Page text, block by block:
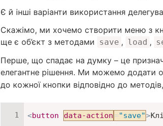
Є й інші варіанти використання
Скажімо, ми хочемо створити меню з
ще є об’єкт з методами save , load ,
Перше, що спадає на думку – це
елегантне рішення. Ми можемо додати
до кожної кнопки відповідно до
<button data-action ="save">